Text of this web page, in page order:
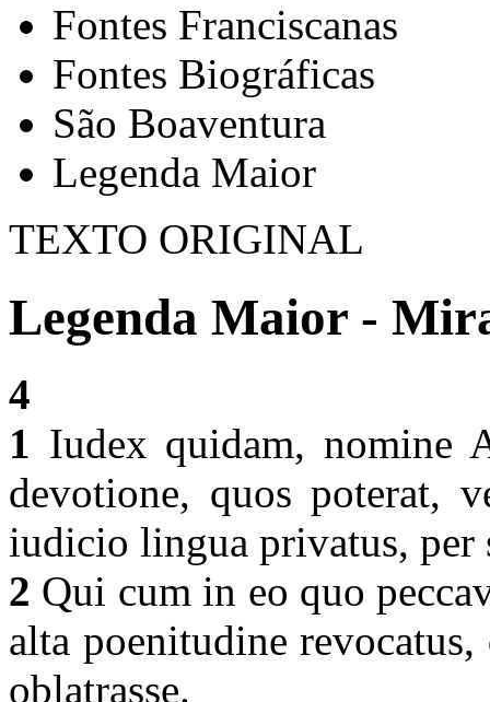
Fontes Franciscanas
Fontes Biográficas
São Boaventura
Legenda Maior
TEXTO ORIGINAL
Legenda Maior -
4
1 Iudex quidam, nomine
devotione, quos poterat,
iudicio lingua privatus,
2 Qui cum in eo quo
alta poenitudine
oblatrasse.